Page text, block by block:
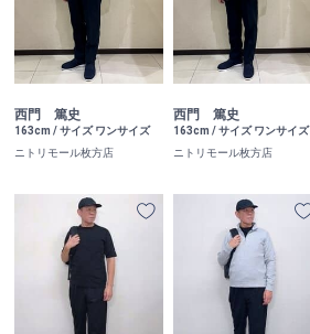
西門 篤史
163cm / サイズ ワンサイズ
ニトリモール枚方店
西門 篤史
163cm / サイズ ワンサイズ
ニトリモール枚方店